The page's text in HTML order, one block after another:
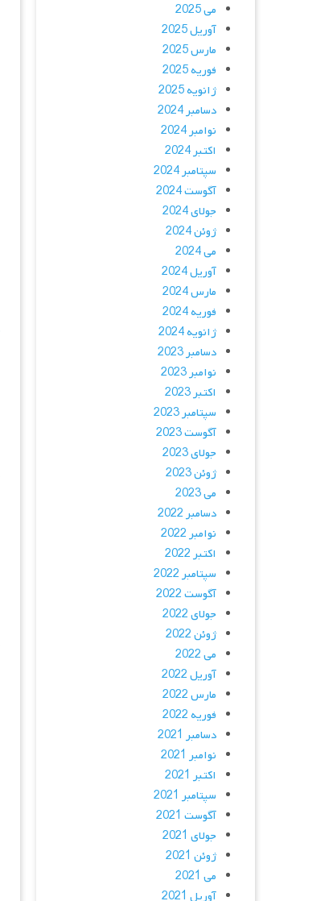
می 2025
آوریل 2025
مارس 2025
فوریه 2025
ژانویه 2025
دسامبر 2024
نوامبر 2024
اکتبر 2024
سپتامبر 2024
آگوست 2024
جولای 2024
ژوئن 2024
می 2024
آوریل 2024
مارس 2024
فوریه 2024
ژانویه 2024
دسامبر 2023
نوامبر 2023
اکتبر 2023
سپتامبر 2023
آگوست 2023
جولای 2023
ژوئن 2023
می 2023
دسامبر 2022
نوامبر 2022
اکتبر 2022
سپتامبر 2022
آگوست 2022
جولای 2022
ژوئن 2022
می 2022
آوریل 2022
مارس 2022
فوریه 2022
دسامبر 2021
نوامبر 2021
اکتبر 2021
سپتامبر 2021
آگوست 2021
جولای 2021
ژوئن 2021
می 2021
آوریل 2021